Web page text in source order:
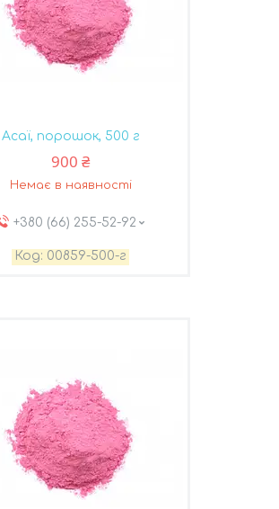
Асаї, порошок, 500 г
900 ₴
Немає в наявності
+380 (66) 255-52-92
00859-500-г